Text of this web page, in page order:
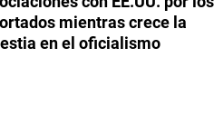
mientras crece la
en el oficialismo